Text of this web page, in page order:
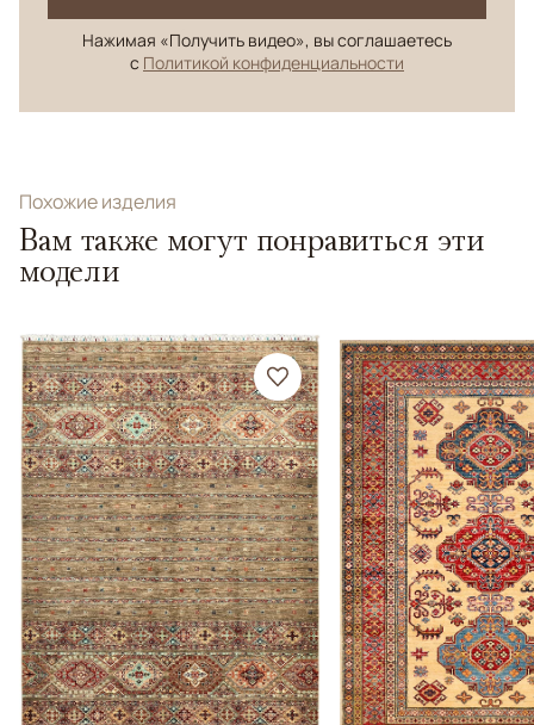
Нажимая «Получить видео», вы соглашаетесь
с Политикой конфиденциальности
Похожие изделия
Вам также могут понравиться эти
модели